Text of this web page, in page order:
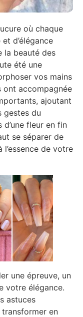
où chaque
d’élégance
la beauté des
été une
vos mains
ont accompagnée
ajoutant
gestes du
fleur en fin
se séparer de
de votre
une épreuve, un
votre élégance.
astuces
en